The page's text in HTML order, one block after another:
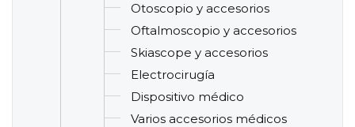
Otoscopio y accesorios
Oftalmoscopio y accesorios
Skiascope y accesorios
Electrocirugía
Dispositivo médico
Varios accesorios médicos